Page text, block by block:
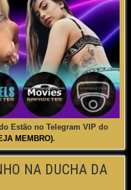
Estão no Telegram VIP do
MEMBRO).
NA DUCHA DA